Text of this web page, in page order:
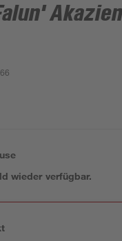
wieder verfügbar.